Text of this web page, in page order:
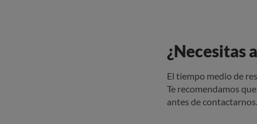
¿Necesitas
El tiempo medio de
Te recomendamos
antes de contactarnos.